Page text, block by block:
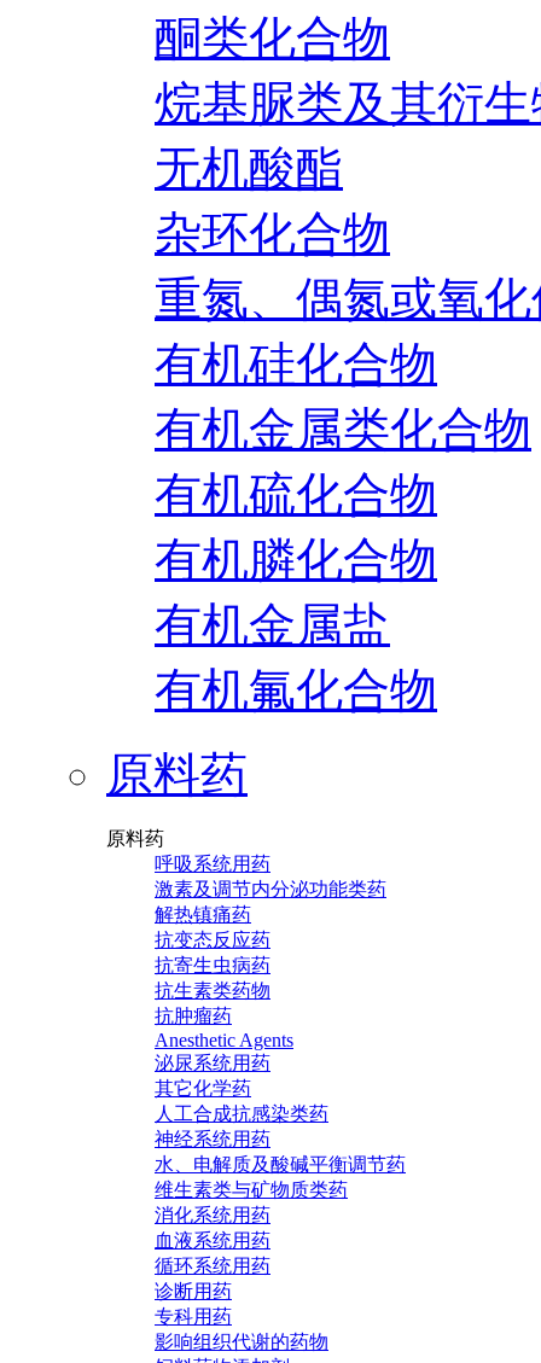
酮类化合物
烷基脲类及其衍
无机酸酯
杂环化合物
重氮、偶氮或氧
有机硅化合物
有机金属类化合物
有机硫化合物
有机膦化合物
有机金属盐
有机氟化合物
原料药
原料药
呼吸系统用药
激素及调节内分泌功能类药
解热镇痛药
抗变态反应药
抗寄生虫病药
抗生素类药物
抗肿瘤药
Anesthetic Agents
泌尿系统用药
其它化学药
人工合成抗感染类药
神经系统用药
水、电解质及酸碱平衡调节药
维生素类与矿物质类药
消化系统用药
血液系统用药
循环系统用药
诊断用药
专科用药
影响组织代谢的药物